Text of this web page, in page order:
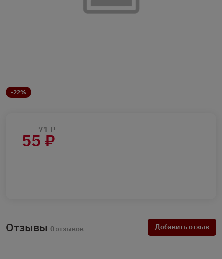
-22%
55 ₽
71 ₽
Отзывы 0 отзывов Добавить отзыв